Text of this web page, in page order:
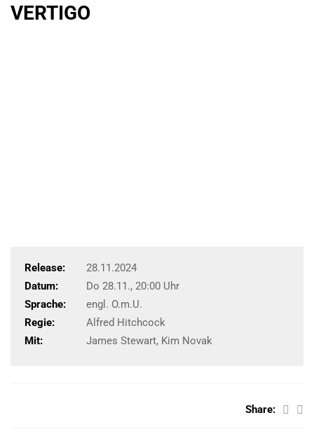
VERTIGO
Release:
28.11.2024
Datum:
Do 28.11., 20:00 Uhr
Sprache:
engl. O.m.U.
Regie:
Alfred Hitchcock
Mit:
James Stewart, Kim Novak
Share: